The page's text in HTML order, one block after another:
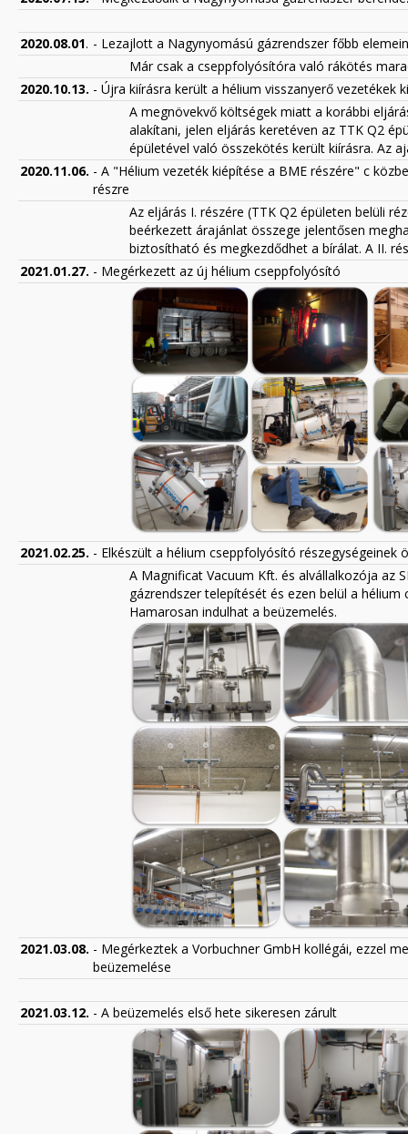
2020.08.01. - Lezajlott a Nagynyomású gázrendszer főbb
Már csak a cseppfolyósítóra való rákötés
2020.10.13. - Újra kiírásra került a hélium visszanyerő vezetékek
A megnövekvő költségek miatt a korábbi
alakítani, jelen eljárás keretéven az TTK Q2
épületével való összekötés került kiírásra. Az
2020.11.06. - A "Hélium vezeték kiépítése a BME részére" c
részre
Az eljárás I. részére (TTK Q2 épületen belüli
beérkezett árajánlat összege jelentősen
biztosítható és megkezdődhet a bírálat. A II.
2021.01.27. - Megérkezett az új hélium cseppfolyósító
2021.02.25. - Elkészült a hélium cseppfolyósító részegységeinek
A Magnificat Vacuum Kft. és alvállalkozója az
gázrendszer telepítését és ezen belül a
Hamarosan indulhat a beüzemelés.
2021.03.08. - Megérkeztek a Vorbuchner GmbH kollégái, ezzel
beüzemelése
2021.03.12. - A beüzemelés első hete sikeresen zárult